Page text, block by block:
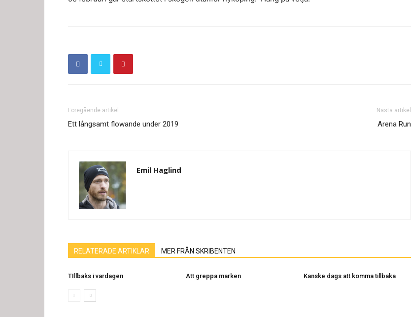
Föregående artikel
Ett långsamt flowande under 2019
Nästa artikel
Arena Run
Emil Haglind
RELATERADE ARTIKLAR MER FRÅN SKRIBENTEN
TIllbaks i vardagen Att greppa marken Kanske dags att komma tillbaka